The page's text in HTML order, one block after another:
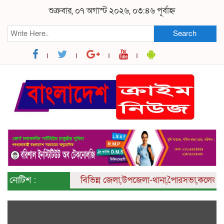
শুক্রবার, ০৭ অগাস্ট ২০২৬, ০৩:৪৬ পূর্বাহ্ন
Search
নোটিশ : বিভিন্নজেলা,উপজেলা-থানা,পৈারসভা,কলেজ ও